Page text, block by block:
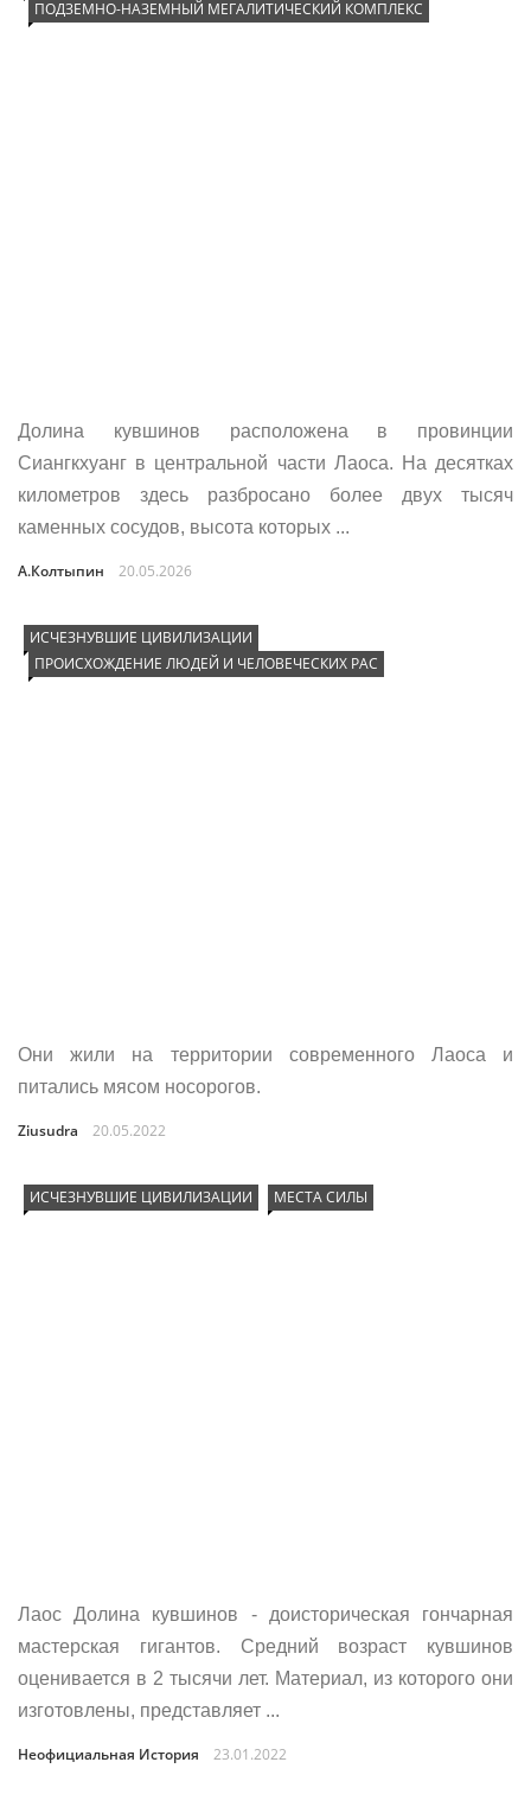
ПОДЗЕМНО-НАЗЕМНЫЙ МЕГАЛИТИЧЕСКИЙ КОМПЛЕКС
Долина кувшинов расположена в провинции
Сиангкхуанг в центральной части Лаоса. На десятках
километров здесь разбросано более двух тысяч
каменных сосудов, высота которых ...
А.Колтыпин 20.05.2026
ИСЧЕЗНУВШИЕ ЦИВИЛИЗАЦИИ
ПРОИСХОЖДЕНИЕ ЛЮДЕЙ И ЧЕЛОВЕЧЕСКИХ РАС
Они жили на территории современного Лаоса и
питались мясом носорогов.
Ziusudra 20.05.2022
ИСЧЕЗНУВШИЕ ЦИВИЛИЗАЦИИ МЕСТА СИЛЫ
Лаос Долина кувшинов - доисторическая гончарная
мастерская гигантов. Средний возраст кувшинов
оценивается в 2 тысячи лет. Материал, из которого они
изготовлены, представляет ...
Неофициальная История 23.01.2022